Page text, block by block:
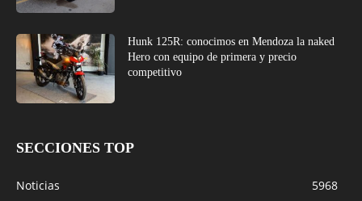
Hunk 125R: conocimos en Mendoza la naked
Hero con equipo de primera y precio
competitivo
SECCIONES TOP
Noticias
5968